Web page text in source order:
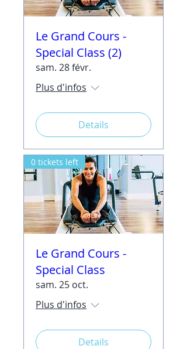
Le Grand Cours -
Special Class (2)
sam. 28 févr.
Plus d'infos
Details
0 tickets left
Le Grand Cours -
Special Class
sam. 25 oct.
Plus d'infos
Details